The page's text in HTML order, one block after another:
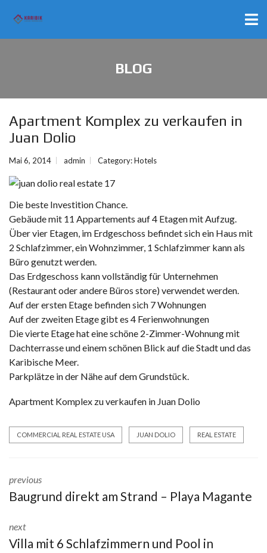
BLOG
Apartment Komplex zu verkaufen in
Juan Dolio
Mai 6, 2014 admin Category:Hotels
Die beste Investition Chance.
Gebäude mit 11 Appartements auf 4 Etagen mit Aufzug.
Über vier Etagen, im Erdgeschoss befindet sich ein Haus mit
2 Schlafzimmer, ein Wohnzimmer, 1 Schlafzimmer kann als
Büro genutzt werden.
Das Erdgeschoss kann vollständig für Unternehmen
(Restaurant oder andere Büros store) verwendet werden.
Auf der ersten Etage befinden sich 7 Wohnungen
Auf der zweiten Etage gibt es 4 Ferienwohnungen
Die vierte Etage hat eine schöne 2-Zimmer-Wohnung mit
Dachterrasse und einem schönen Blick auf die Stadt und das
Karibische Meer.
Parkplätze in der Nähe auf dem Grundstück.
Apartment Komplex zu verkaufen in Juan Dolio
COMMERCIAL REAL ESTATE USA JUAN DOLIO REAL ESTATE
previous
Baugrund direkt am Strand – Playa Magante
next
Villa mit 6 Schlafzimmern und Pool in